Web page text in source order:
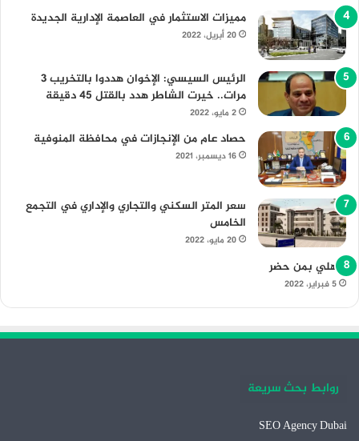
مميزات الاستثمار في العاصمة الإدارية الجديدة
20 أبريل، 2022
الرئيس السيسي: الإخوان هددوا بالتخريب 3
مرات.. خيرت الشاطر هدد بالقتل 45 دقيقة
2 مايو، 2022
حصاد عام من الإنجازات في محافظة المنوفية
16 ديسمبر، 2021
سعر المتر السكني والتجاري والإداري في التجمع
الخامس
20 مايو، 2022
الأهلي بمن حضر
5 فبراير، 2022
روابط بحث سريعة
SEO Agency Dubai